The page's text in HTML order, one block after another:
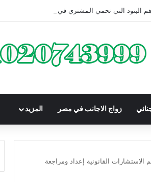
البنود التي تحمي المشتري في القانون المصري
زواج الاجانب في مصر المزيد
الاستشارات القانونية إعداد ومراجعة